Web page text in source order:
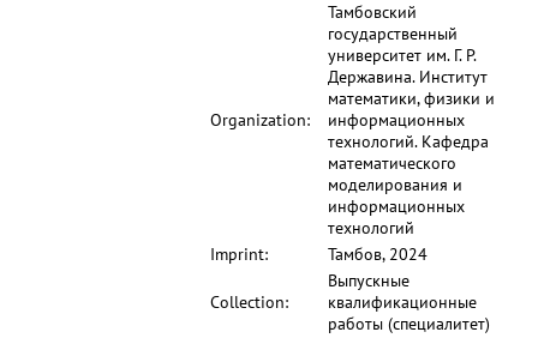
Organization:
Тамбовский
государственный
университет им. Г. Р.
Державина. Институт
математики, физики и
информационных
технологий. Кафедра
математического
моделирования и
информационных
технологий
Imprint:
Тамбов, 2024
Collection:
Выпускные
квалификационные
работы (специалитет)